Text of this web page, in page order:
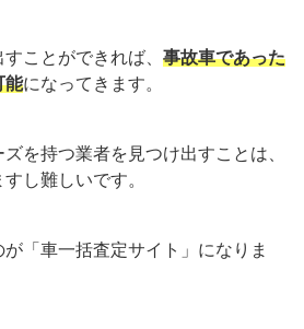
ことができれば、 事故車であった
能になってきます。
を持つ業者を見つけ出すことは、
し難しいです。
「車一括査定サイト」になりま